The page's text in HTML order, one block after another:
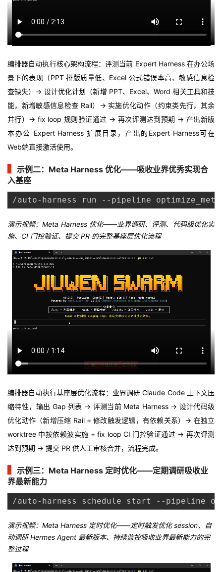
编排器自动执行核心架构流程：评测当前 Expert Harness 在办公场
景下的表现（PPT 排版质量低、Excel 公式错误率高、敏感信息检
查缺失）→ 设计优化计划（新增 PPT、Excel、Word 相关工具和技
能，新增敏感信息检查 Rail）→ 实施优化动作（约束类先行，其余
并行）→ fix loop 规则验证通过 → 再次评测达到预期 → 产出新版
本办公 Expert Harness 扩展目录，产出的Expert Harness可在
Web端直接激活使用。
示例二：Meta Harness 优化——吸收业界优秀实现合
入基座
/auto-harness run --pipeline
演示视频：Meta Harness 优化——业界调研、评测、代码级优化实
施、CI 门控验证、提交 PR 的完整基座层优化流程
编排器自动执行基座层优化流程：业界调研 Claude Code 上下文压
缩特性，输出 Gap 列表 → 评测当前 Meta Harness → 设计代码级
优化动作（新增压缩 Rail + 修改触发逻辑，有依赖关系）→ 在独立
worktree 中按依赖波实施 + fix loop CI 门控验证通过 → 再次评测
达到预期 → 提交 PR 供人工审核合并，流程完成。
示例三：Meta Harness 定时优化——定期调研吸收业
界最新能力
/auto-harness schedule start --pipeline
演示视频：Meta Harness 定时优化——定时触发优化 session、自
动调研 Hermes Agent 最新版本、持续监控吸收业界最新能力的完
整过程